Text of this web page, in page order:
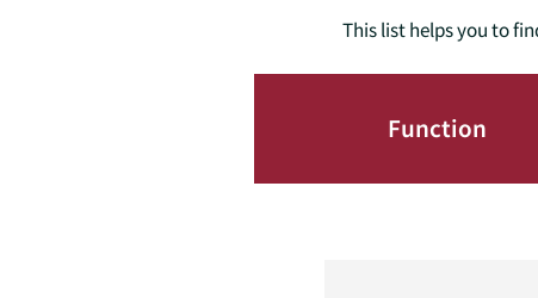
This list helps you to
Function